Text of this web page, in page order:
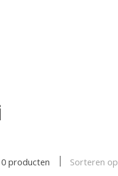
0 producten Sorteren op